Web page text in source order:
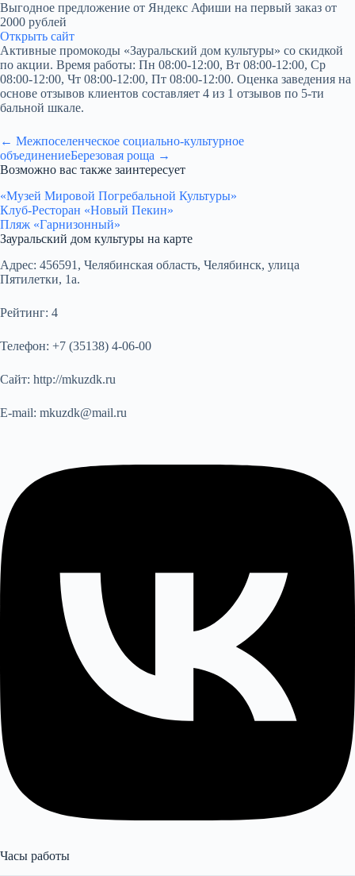
Выгодное предложение от Яндекс Афиши на первый заказ от
2000 рублей
Открыть сайт
Активные промокоды «Зауральский дом культуры» со скидкой
по акции. Время работы: Пн 08:00-12:00, Вт 08:00-12:00, Ср
08:00-12:00, Чт 08:00-12:00, Пт 08:00-12:00. Оценка заведения на
основе отзывов клиентов составляет 4 из 1 отзывов по 5-ти
бальной шкале.
← Межпоселенческое социально-культурное
объединениеБерезовая роща →
Возможно вас также заинтересует
«Музей Мировой Погребальной Культуры»
Клуб-Ресторан «Новый Пекин»
Пляж «Гарнизонный»
Зауральский дом культуры на карте
Адрес: 456591, Челябинская область, Челябинск, улица
Пятилетки, 1а.
Рейтинг: 4
Телефон: +7 (35138) 4-06-00
Сайт: http://mkuzdk.ru
E-mail: mkuzdk@mail.ru
Часы работы